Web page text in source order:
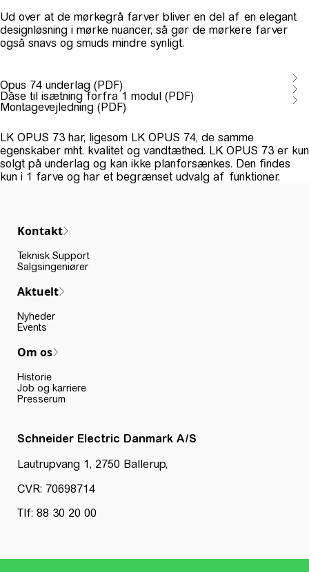
Ud over at de mørkegrå farver bliver en del af en elegant
designløsning i mørke nuancer, så gør de mørkere farver
også snavs og smuds mindre synligt.
Opus 74 underlag (PDF)
Dåse til isætning forfra 1 modul (PDF)
Montagevejledning (PDF)
LK OPUS 73 har, ligesom LK OPUS 74, de samme
egenskaber mht. kvalitet og vandtæthed. LK OPUS 73 er kun
solgt på underlag og kan ikke planforsænkes. Den findes
kun i 1 farve og har et begrænset udvalg af funktioner.
Kontakt
Teknisk Support
Salgsingeniører
Aktuelt
Nyheder
Events
Om os
Historie
Job og karriere
Presserum
Schneider Electric Danmark A/S
Lautrupvang 1, 2750 Ballerup,
CVR: 70698714
Tlf: 88 30 20 00